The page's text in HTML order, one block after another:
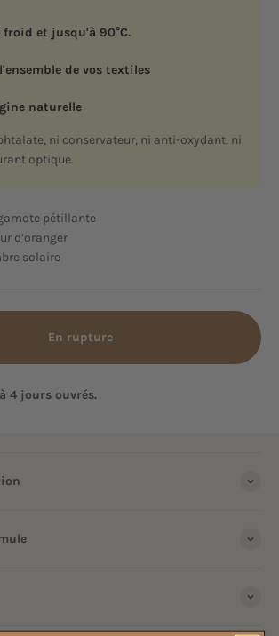
froid et jusqu'à 90°C.
de vos textiles
naturelle
ni conservateur, ni anti-oxydant, ni
optique.
pétillante
d’oranger
solaire
En rupture
4 jours ouvrés.